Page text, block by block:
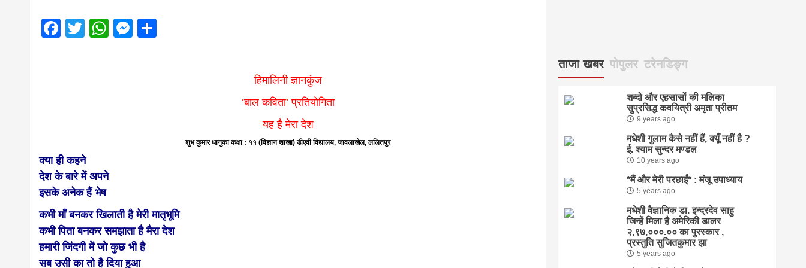
magazine of
news in hindi
from
Nepal,madhesh
news,financial
Facebook
TwitterWhatsApp
Messenger
हिमालिनी ज्ञानकुंज
‘बाल कविता’ प्रतियोगिता
यह है मेरा देश
शुभ कुमार धानुका कक्षा : ११ (विज्ञान शाखा) डीएवी विद्यालय, जावलाखेल, ललितपुर
क्या ही कहने
देश के बारे में अपने
इसके अनेक हैं भेष
कभी माँ बनकर खिलाती है मेरी मातृभूमि
कभी पिता बनकर समझाता है मैरा देश
हमारी जिंदगी में जो कुछ भी है
सब उसी का तो है दिया हुआ
आज का पंचांग: आज दिनांक 2 अगस्त 2026 रविवार शुभसंवत् 2083
ताजा खबर पोपुलर टरेनडिङ्ग
शब्दो और एहसासों की मलिका
सुप्रसिद्ध कवयित्री अमृता प्रीतम
9 years ago
मधेशी गुलाम कैसे नहीं हैं, क्यूँ नहीं है ?
ई. श्याम सुन्दर मण्डल
10 years ago
*मैं और मेरी परछाईं* : मंजू उपाध्याय
5 years ago
मधेशी वैज्ञानिक डा. इन्द्रदेव साहु
जिन्हें मिला है अमेरिकी डालर
२,९७,०००.०० का पुरस्कार ,
प्रस्तुति सुजितकुमार झा
5 years ago